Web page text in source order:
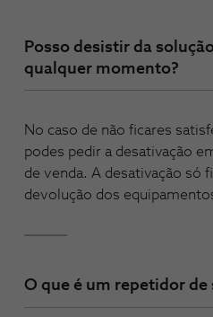
Posso desistir da
qualquer momento?
No caso de não ficares
podes pedir a desativação
de venda. A desativação só
devolução dos
O que é um repetidor de